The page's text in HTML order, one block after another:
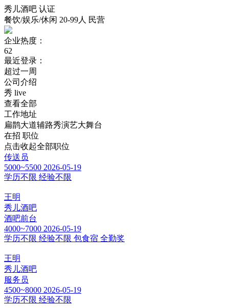
秀儿酒吧 认证
餐饮/娱乐/休闲 20-99人 民营
企业热度：
62
最近登录：
超过一周
公司介绍
秀 live
查看全部
工作地址
扁鹊大道辅路秀演艺大舞台
在招 职位
点击收起全部职位
传送员
5000~5500 2026-05-19
学历不限 经验不限
王明
秀儿酒吧
酒吧前台
4000~7000 2026-05-19
学历不限 经验不限 包食宿 全勤奖
王明
秀儿酒吧
服务员
4500~8000 2026-05-19
学历不限 经验不限